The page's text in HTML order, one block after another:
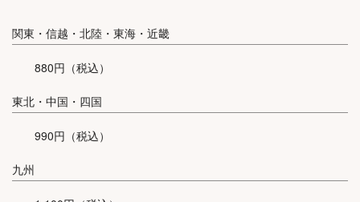
関東・信越・北陸・東海・近畿
880円（税込）
東北・中国・四国
990円（税込）
九州